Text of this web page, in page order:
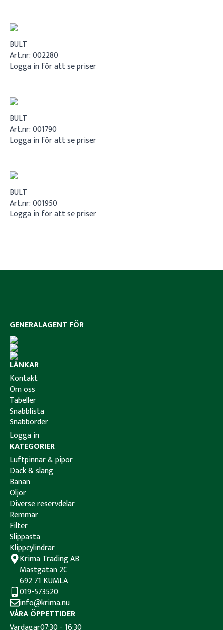
BULT
Art.nr: 002280
Logga in för att se priser
BULT
Art.nr: 001790
Logga in för att se priser
BULT
Art.nr: 001950
Logga in för att se priser
Krima Trading AB
Mastgatan 2C
692 71 KUMLA
019-573520
info@krima.nu
VÅRA ÖPPETTIDER
Vardagar07:30 - 16:30
KATEGORIER
Luftpinnar & pipor
Däck & slang
Banan
Oljor
Diverse reservdelar
Remmar
Filter
Slippasta
Klippcylindrar
LÄNKAR
Kontakt
Om oss
Tabeller
Snabblista
Snabborder
Logga in
GENERALAGENT FÖR